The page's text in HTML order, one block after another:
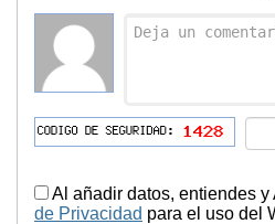
Al añadir datos, entiendes y
de Privacidad para el uso del